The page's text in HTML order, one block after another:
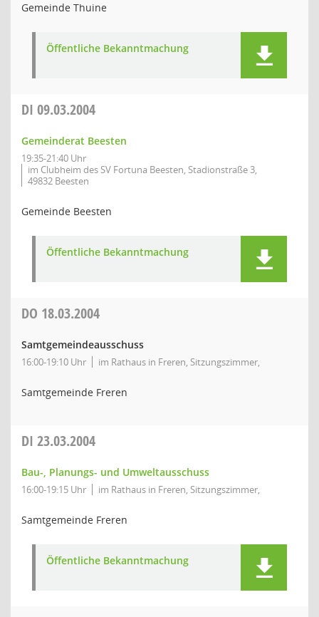
Gemeinde Thuine
Öffentliche Bekanntmachung
DI 09.03.2004
Gemeinderat Beesten
19:35-21:40 Uhr
im Clubheim des SV Fortuna Beesten, Stadionstraße 3,
49832 Beesten
Gemeinde Beesten
Öffentliche Bekanntmachung
DO 18.03.2004
Samtgemeindeausschuss
16:00-19:10 Uhr im Rathaus in Freren, Sitzungszimmer,
Samtgemeinde Freren
DI 23.03.2004
Bau-, Planungs- und Umweltausschuss
16:00-19:15 Uhr im Rathaus in Freren, Sitzungszimmer,
Samtgemeinde Freren
Öffentliche Bekanntmachung